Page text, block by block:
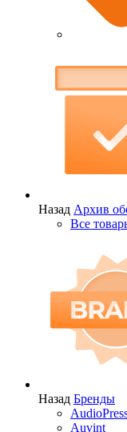
Назад Архив
Все
Назад Бренды
Auvint